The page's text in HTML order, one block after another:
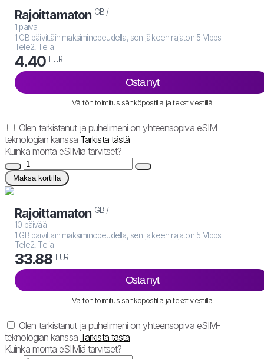
Rajoittamaton GB /
1 päivä
1 GB päivittäin maksiminopeudella, sen jälkeen rajaton 5 Mbps
Tele2, Telia
4.40 EUR
Osta nyt
Välitön toimitus sähköpostilla ja tekstiviestillä
Olen tarkistanut ja puhelimeni on yhteensopiva eSIM-
teknologian kanssa Tarkista tästä
Kuinka monta eSIMiä tarvitset?
Maksa kortilla
Rajoittamaton GB /
10 päivää
1 GB päivittäin maksiminopeudella, sen jälkeen rajaton 5 Mbps
Tele2, Telia
33.88 EUR
Osta nyt
Välitön toimitus sähköpostilla ja tekstiviestillä
Olen tarkistanut ja puhelimeni on yhteensopiva eSIM-
teknologian kanssa Tarkista tästä
Kuinka monta eSIMiä tarvitset?